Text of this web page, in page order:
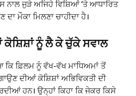
ਨਾਲ ਜੁੜੇ ਅਜਿਹੇ ਵਿਸ਼ਿਆਂ ‘ਤੇ ਆਧਾਰਿਤ
ਮੌਕਾ ਮਿਲਣਾ ਚਾਹੀਦਾ ਹੈ।
ਕੋਸ਼ਿਸ਼ਾਂ ਨੂੰ ਲੈ ਕੇ ਚੁੱਕੇ ਸਵਾਲ
ਫ਼ਿਲਮ ਨੂੰ ਵੱਖ-ਵੱਖ ਮਾਧਿਅਮਾਂ ਤੋਂ
ਦੀਆਂ ਕੋਸ਼ਿਸ਼ਾਂ ਅਭਿਵਿਕਤੀ ਦੀ
ਹਨ। ਉਨ੍ਹਾਂ ਕਿਹਾ ਕਿ ਜੇਕਰ ਕਿਸੇ